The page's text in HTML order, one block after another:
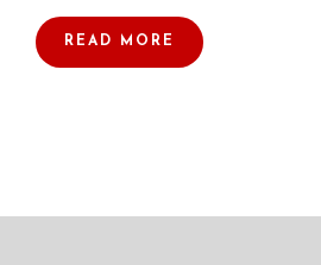
READ MORE